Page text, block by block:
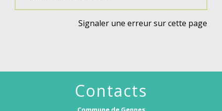
Signaler une erreur sur cette page
Contacts